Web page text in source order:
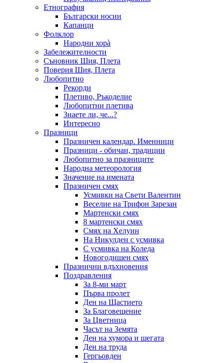
Етнография
Български носии
Капанци
Фолклор
Народни хорà
Забележителности
Съновник Шия, Плета
Поверия Шия, Плета
Любопитно
Рекорди
Плетиво, Ръкоделие
Любопитни плетива
Знаете ли, че...?
Интересно
Празници
Празничен календар. Именници
Празници - обичаи, традиции
Любопитно за празниците
Народна метеорология
Значение на имената
Празничен смях
Усмивки на Свети Валентин
Веселие на Трифон Зарезан
Мартенски смях
8 мартенски смях
Смях на Хелуин
На Никулден с усмивка
С усмивка на Коледа
Новогодишен смях
Празнични вдъхновения
Поздравления
За 8-ми март
Първа пролет
Ден на Щастието
За Благовещение
За Цветница
Часът на Земята
Ден на хумора и шегата
Ден на труда
Гергьовден